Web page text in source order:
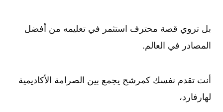
بل تروي قصة محترف استثمر في تعليمه من أفضل
المصادر في العالم.
أنت تقدم نفسك كمرشح يجمع بين الصرامة الأكاديمية
لهارفارد،